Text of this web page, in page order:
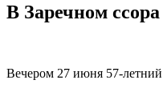
В Заречном
Вечером 27 июня 57-летний